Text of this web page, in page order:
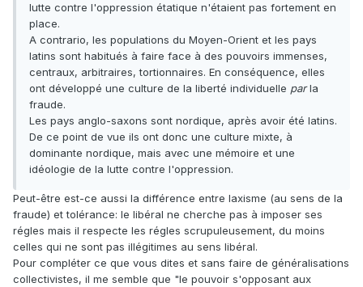
lutte contre l'oppression étatique n'étaient pas fortement en
place.
A contrario, les populations du Moyen-Orient et les pays
latins sont habitués à faire face à des pouvoirs immenses,
centraux, arbitraires, tortionnaires. En conséquence, elles
ont développé une culture de la liberté individuelle parla
fraude.
Les pays anglo-saxons sont nordique, après avoir été latins.
De ce point de vue ils ont donc une culture mixte, à
dominante nordique, mais avec une mémoire et une
idéologie de la lutte contre l'oppression.
Peut-être est-ce aussi la différence entre laxisme (au sens de la
fraude) et tolérance: le libéral ne cherche pas à imposer ses
régles mais il respecte les régles scrupuleusement, du moins
celles qui ne sont pas illégitimes au sens libéral.
Pour compléter ce que vous dites et sans faire de généralisations
collectivistes, il me semble que "le pouvoir s'opposant aux